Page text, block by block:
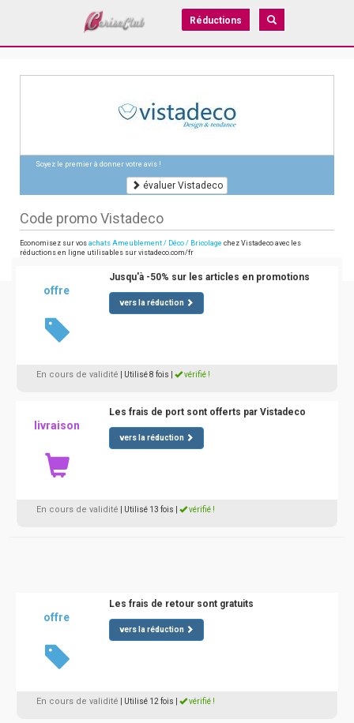
Réductions
Soyez le premier à donner votre avis !
évaluer Vistadeco
Code promo Vistadeco
Economisez sur vos achats Ameublement / Déco / Bricolage chez Vistadeco avec les
réductions en ligne utilisables sur vistadeco.com/fr
offre
Jusqu'à -50% sur les articles en promotions
vers la réduction
En cours de validité | Utilisé 8 fois vérifié !
livraison
Les frais de port sont offerts par Vistadeco
vers la réduction
En cours de validité | Utilisé 13 fois vérifié !
offre
Les frais de retour sont gratuits
vers la réduction
En cours de validité | Utilisé 12 fois vérifié !